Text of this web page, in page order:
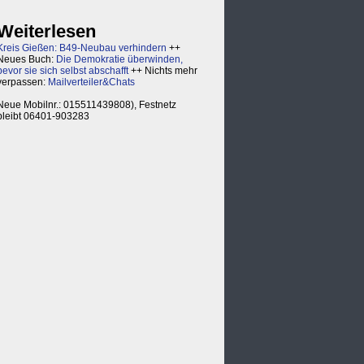
Gießen: B49-Neubau verhindern ++
Buch: Die Demokratie überwinden,
sie sich selbst abschafft++ Nichts mehr
Mailverteiler&Chats
Mobilnr.: 015511439808), Festnetz
06401-903283